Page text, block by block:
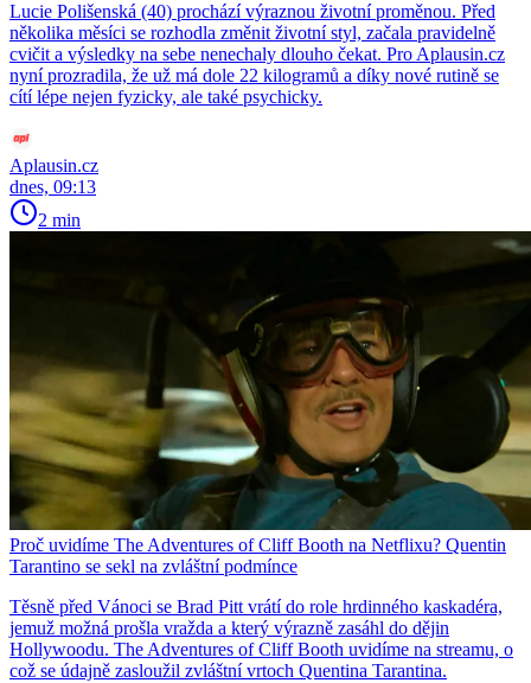
Lucie Polišenská (40) prochází výraznou životní proměnou. Před
několika měsíci se rozhodla změnit životní styl, začala pravidelně
cvičit a výsledky na sebe nenechaly dlouho čekat. Pro Aplausin.cz
nyní prozradila, že už má dole 22 kilogramů a díky nové rutině se
cítí lépe nejen fyzicky, ale také psychicky.
Aplausin.cz
dnes, 09:13
2 min
Proč uvidíme The Adventures of Cliff Booth na Netflixu? Quentin
Tarantino se sekl na zvláštní podmínce
Těsně před Vánoci se Brad Pitt vrátí do role hrdinného kaskadéra,
jemuž možná prošla vražda a který výrazně zasáhl do dějin
Hollywoodu. The Adventures of Cliff Booth uvidíme na streamu, o
což se údajně zasloužil zvláštní vrtoch Quentina Tarantina.